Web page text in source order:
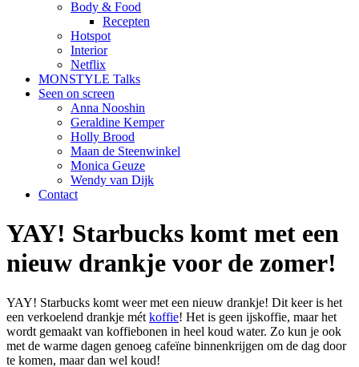
Body & Food
Recepten
Hotspot
Interior
Netflix
MONSTYLE Talks
Seen on screen
Anna Nooshin
Geraldine Kemper
Holly Brood
Maan de Steenwinkel
Monica Geuze
Wendy van Dijk
Contact
YAY! Starbucks komt met een
nieuw drankje voor de zomer!
YAY! Starbucks komt weer met een nieuw drankje! Dit keer is het
een verkoelend drankje mét koffie! Het is geen ijskoffie, maar het
wordt gemaakt van koffiebonen in heel koud water. Zo kun je ook
met de warme dagen genoeg cafeïne binnenkrijgen om de dag door
te komen, maar dan wel koud!